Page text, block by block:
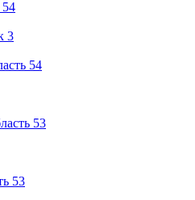
54
3
54
53
53